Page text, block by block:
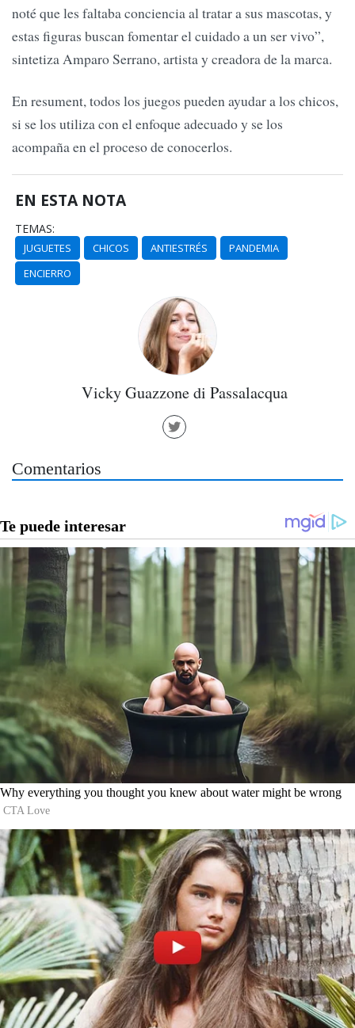
noté que les faltaba conciencia al tratar a sus mascotas, y
estas figuras buscan fomentar el cuidado a un ser vivo”,
sintetiza Amparo Serrano, artista y creadora de la marca.
En resument, todos los juegos pueden ayudar a los chicos,
si se los utiliza con el enfoque adecuado y se los
acompaña en el proceso de conocerlos.
EN ESTA NOTA
TEMAS:
JUGUETES CHICOS ANTIESTRÉS
PANDEMIA
ENCIERRO
Vicky Guazzone di Passalacqua
Comentarios